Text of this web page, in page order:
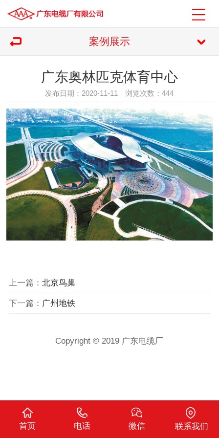
案例展示
广东奥林匹克体育中心
发布日期：2020-11-11 浏览次数：444
上一篇： 北京鸟巢
下一篇： 广州地铁
Copyright © 2019 广东电缆厂
首页 电话 微信 联系我们